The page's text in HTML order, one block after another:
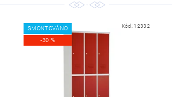
SMONTOVÁNO
-30 %
Kód: 12332